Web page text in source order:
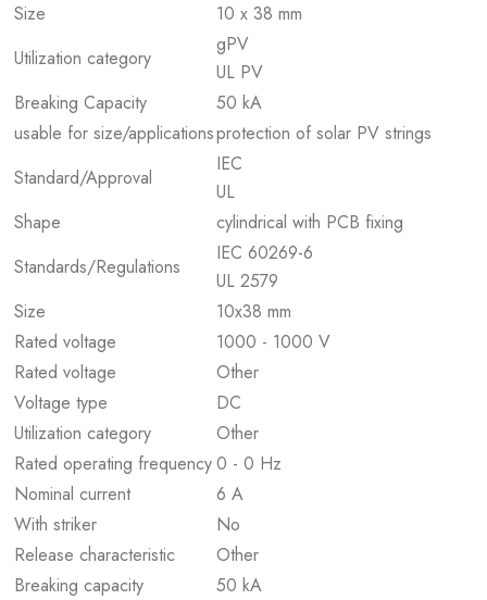
Size
10 x 38 mm
Utilization category
gPV
UL PV
Breaking Capacity
50 kA
usable for size/applicationsprotection of solar PV strings
Standard/Approval
IEC
UL
Shape
cylindrical with PCB fixing
Standards/Regulations
IEC 60269-6
UL 2579
Size
10x38 mm
Rated voltage
1000 - 1000 V
Rated voltage
Other
Voltage type
DC
Utilization category
Other
Rated operating frequency0 - 0 Hz
Nominal current
6 A
With striker
No
Release characteristic
Other
Breaking capacity
50 kA